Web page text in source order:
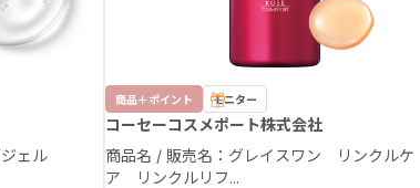
ェル
商品＋ポイント モニター
コーセーコスメポート株式会社
商品名 / 販売名：グレイスワン リンクルケ
ア リンクルリフ...